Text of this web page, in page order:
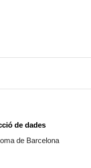
de dades
de Barcelona